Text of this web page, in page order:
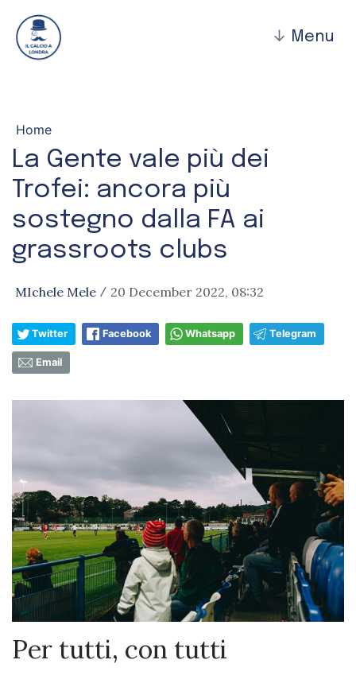
↓ Menu
Home
La Gente vale più dei
Trofei: ancora più
sostegno dalla FA ai
grassroots clubs
MIchele Mele / 20 December 2022, 08:32
Twitter Facebook Whatsapp Telegram
Email
Per tutti, con tutti